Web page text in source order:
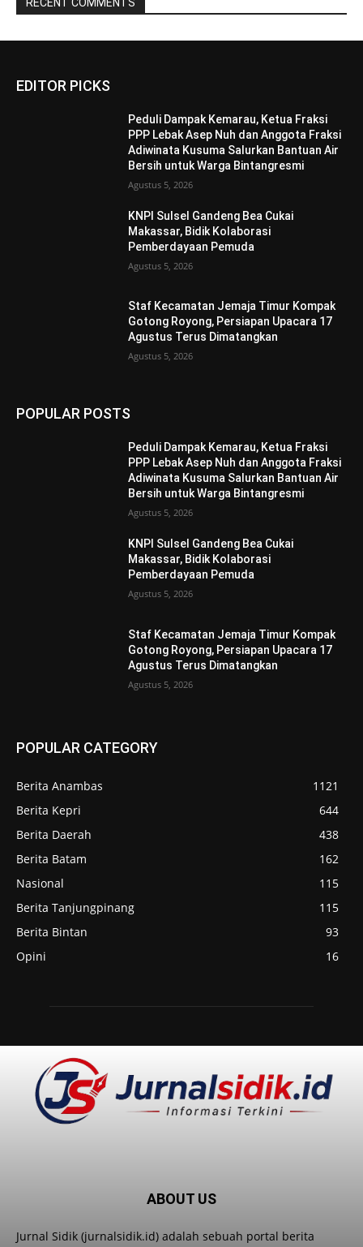
EDITOR PICKS
Peduli Dampak Kemarau, Ketua Fraksi
PPP Lebak Asep Nuh dan Anggota Fraksi
Adiwinata Kusuma Salurkan Bantuan Air
Bersih untuk Warga Bintangresmi
Agustus 5, 2026
KNPI Sulsel Gandeng Bea Cukai
Makassar, Bidik Kolaborasi
Pemberdayaan Pemuda
Agustus 5, 2026
Staf Kecamatan Jemaja Timur Kompak
Gotong Royong, Persiapan Upacara 17
Agustus Terus Dimatangkan ‎
Agustus 5, 2026
POPULAR POSTS
Peduli Dampak Kemarau, Ketua Fraksi
PPP Lebak Asep Nuh dan Anggota Fraksi
Adiwinata Kusuma Salurkan Bantuan Air
Bersih untuk Warga Bintangresmi
Agustus 5, 2026
KNPI Sulsel Gandeng Bea Cukai
Makassar, Bidik Kolaborasi
Pemberdayaan Pemuda
Agustus 5, 2026
Staf Kecamatan Jemaja Timur Kompak
Gotong Royong, Persiapan Upacara 17
Agustus Terus Dimatangkan ‎
Agustus 5, 2026
POPULAR CATEGORY
Berita Anambas
1121
Berita Kepri
644
Berita Daerah
438
Berita Batam
162
Nasional
115
Berita Tanjungpinang
115
Berita Bintan
93
Opini
16
ABOUT US
Jurnal Sidik (jurnalsidik.id) adalah sebuah portal berita